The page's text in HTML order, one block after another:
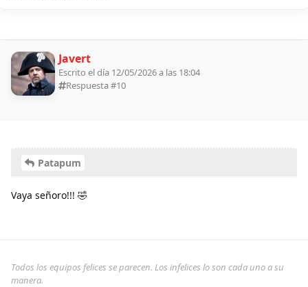
Javert
Escrito el día 12/05/2026 a las 18:04
Respuesta #10
Patapum
Vaya señoro!!! 🤣
Todos los equipos felices se parecen. Los infelices lo son cada uno a su
manera.